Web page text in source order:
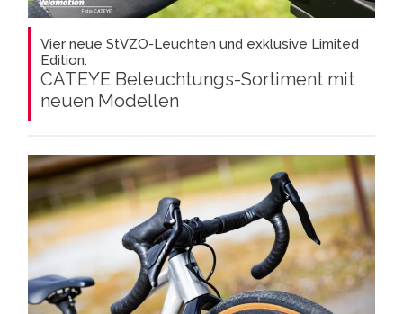
Vier neue StVZO-Leuchten und exklusive Limited
Edition:
CATEYE Beleuchtungs-Sortiment mit
neuen Modellen